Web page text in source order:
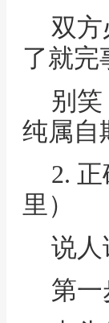
双
了就完
别
纯属自
2.
里）
说人
第